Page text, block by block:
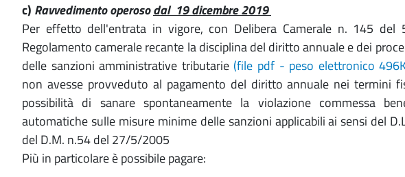
c) Ravvedimento operosodal 19 dicembre 2019
Per effetto dell'entrata in vigore, con Delibera Camerale n. 145 del
Regolamento camerale recante la disciplina del diritto annuale e dei
delle sanzioni amministrative tributarie (file pdf - peso elettronico
non avesse provveduto al pagamento del diritto annuale nei termini
possibilità di sanare spontaneamente la violazione commessa
automatiche sulle misure minime delle sanzioni applicabili ai sensi del
del D.M. n.54 del 27/5/2005
Più in particolare è possibile pagare: